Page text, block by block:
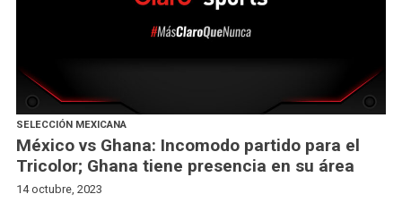
SELECCIÓN MEXICANA
México vs Ghana: Incomodo partido para el
Tricolor; Ghana tiene presencia en su área
14 octubre, 2023